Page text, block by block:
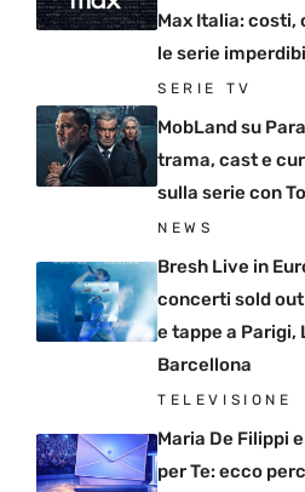
Max Italia: costi,
le serie
SERIE TV
MobLand su
trama, cast e
sulla serie con
NEWS
Bresh Live in
concerti sold out
e tappe a Parigi,
Barcellona
TELEVISIONE
Maria De Filippi e
per Te: ecco